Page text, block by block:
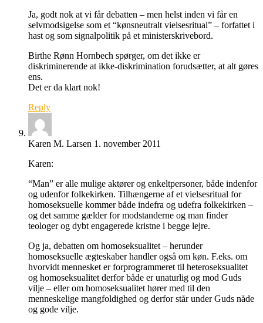
Ja, godt nok at vi får debatten – men helst inden vi får en
selvmodsigelse som et “kønsneutralt vielsesritual” – forfattet i
hast og som signalpolitik på et ministerskrivebord.
Birthe Rønn Hornbech spørger, om det ikke er
diskriminerende at ikke-diskrimination forudsætter, at alt gøres
ens.
Det er da klart nok!
Reply
Karen M. Larsen 1. november 2011
Karen:
“Man” er alle mulige aktører og enkeltpersoner, både indenfor
og udenfor folkekirken. Tilhængerne af et vielsesritual for
homoseksuelle kommer både indefra og udefra folkekirken –
og det samme gælder for modstanderne og man finder
teologer og dybt engagerede kristne i begge lejre.
Og ja, debatten om homoseksualitet – herunder
homoseksuelle ægteskaber handler også om køn. F.eks. om
hvorvidt mennesket er forprogrammeret til heteroseksualitet
og homoseksualitet derfor både er unaturlig og mod Guds
vilje – eller om homoseksualitet hører med til den
menneskelige mangfoldighed og derfor står under Guds nåde
og gode vilje.